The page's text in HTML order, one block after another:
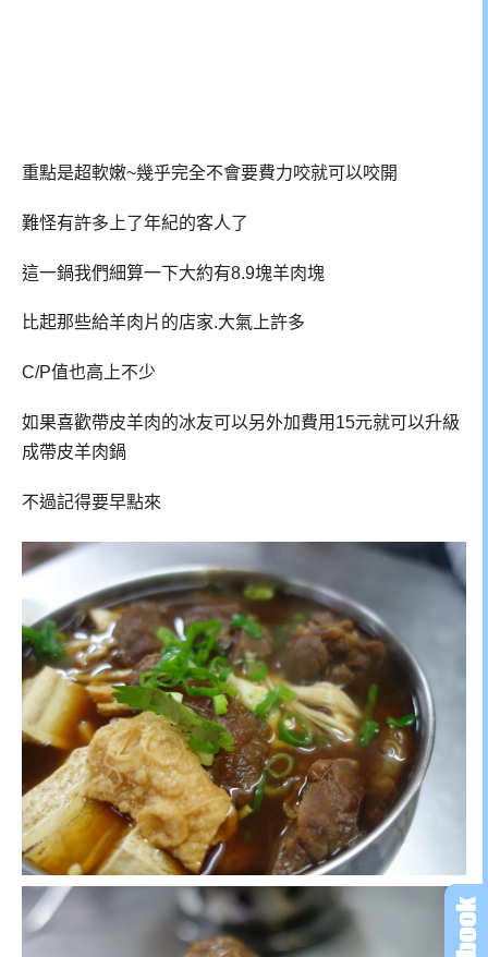
重點是超軟嫩~幾乎完全不會要費力咬就可以咬開
難怪有許多上了年紀的客人了
這一鍋我們細算一下大約有8.9塊羊肉塊
比起那些給羊肉片的店家.大氣上許多
C/P值也高上不少
如果喜歡帶皮羊肉的冰友可以另外加費用15元就可以升級
成帶皮羊肉鍋
不過記得要早點來